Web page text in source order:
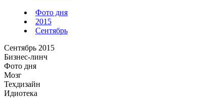
Фото дня
2015
Сентябрь
Сентябрь 2015
Бизнес-линч
Фото дня
Мозг
Техдизайн
Идиотека